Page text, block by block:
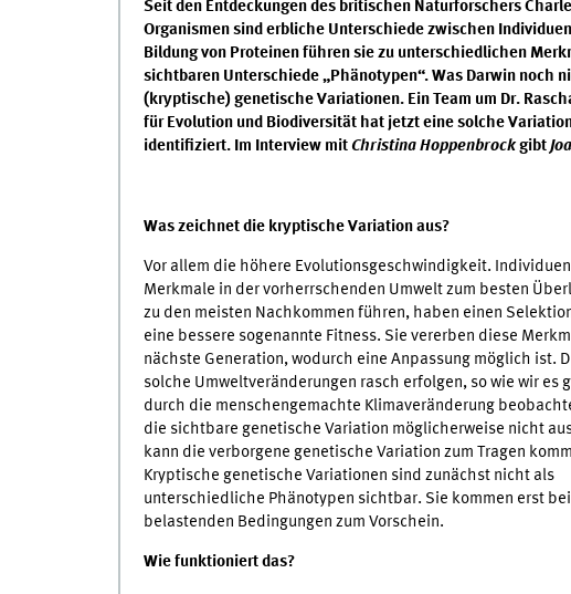
Seit den Entdeckungen des britischen Naturforschers
Organismen sind erbliche Unterschiede zwischen
Bildung von Proteinen führen sie zu unterschiedlichen
sichtbaren Unterschiede „Phänotypen“. Was Darwin noch
(kryptische) genetische Variationen. Ein Team um Dr.
für Evolution und Biodiversität hat jetzt eine solche
identifiziert. Im Interview mitChristina Hoppenbrockgibt
Was zeichnet die kryptische Variation aus?
Vor allem die höhere Evolutionsgeschwindigkeit.
Merkmale in der vorherrschenden Umwelt zum besten
zu den meisten Nachkommen führen, haben einen
eine bessere sogenannte Fitness. Sie vererben diese
nächste Generation, wodurch eine Anpassung möglich ist.
solche Umweltveränderungen rasch erfolgen, so wie wir es
durch die menschengemachte Klimaveränderung
die sichtbare genetische Variation möglicherweise nicht
kann die verborgene genetische Variation zum Tragen
Kryptische genetische Variationen sind zunächst nicht als
unterschiedliche Phänotypen sichtbar. Sie kommen erst bei
belastenden Bedingungen zum Vorschein.
Wie funktioniert das?